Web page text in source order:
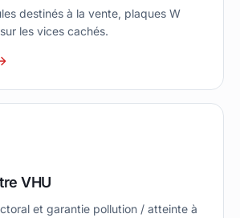
destinés à la vente, plaques W
les vices cachés.
VHU
et garantie pollution / atteinte à